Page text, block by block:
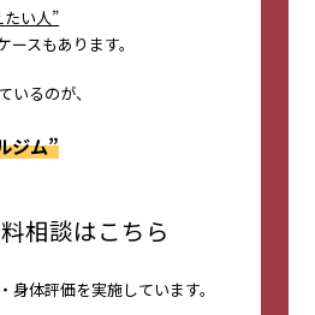
い人”
スもあります。
いるのが、
ジム”
相談はこちら
身体評価を実施しています。